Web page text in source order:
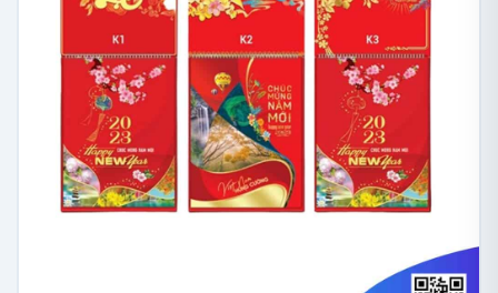
loại lịch này là giúp bạn dễ dàng theo dõi các mốc
thời gian trong tuần, thuận tiện sắp xếp công việc
đúng tiến độ.